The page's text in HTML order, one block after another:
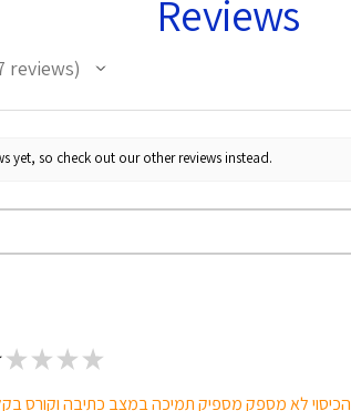
Reviews
reviews
yet, so check out our other reviews instead.
★ ★ ★ ★
הכיסוי לא מספק מספיק תמיכה במצב כתיבה וקורס